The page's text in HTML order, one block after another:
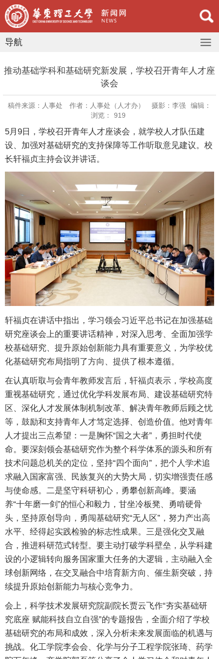
导航
推动基础学科和基础研究新发展，学校召开青年人才座
谈会
稿件来源：人事处 作者：人事处（人才办） 摄影：李强
编辑：
浏览：
919
5月9日，学校召开青年人才座谈会，就学校人才队伍建
设、加强对基础研究的支持保障等工作听取意见建议。校
长轩福贞主持会议并讲话。
轩福贞在讲话中指出，学习领会习近平总书记在加强基础
研究座谈会上的重要讲话精神，对深入思考、全面加强学
校基础研究、提升原始创新能力具有重要意义，为学校优
化基础研究布局指明了方向、提供了根本遵循。
在认真听取与会青年教师发言后，轩福贞表示，学校高度
重视基础研究，通过优化学科发展布局、建设基础研究特
区、深化人才发展体制机制改革、解决青年教师后顾之忧
等，鼓励和支持青年人才笃定选择、创造价值。他对青年
人才提出三点希望：一是胸怀“国之大者”，勇担时代使
命。要深刻领会基础研究作为整个科学体系的源头和所有
技术问题总机关的定位，坚持“四个面向”，把个人学术追
求融入国家富强、民族复兴的大势大局，切实增强责任感
与使命感。二是坚守科研初心，勇攀创新高峰。要涵
养“十年磨一剑”的恒心和毅力，甘坐冷板凳、勇啃硬骨
头，坚持原创导向，勇闯基础研究“无人区”，努力产出高
水平、经得起实践检验的标志性成果。三是强化交叉融
合，推进科研范式转型。要主动打破学科壁垒，从学科建
设的小逻辑转向服务国家重大任务的大逻辑，主动融入全
球创新网络，在交叉融合中培育新方向、催生新突破，持
续提升原始创新能力与核心竞争力。
会上，科学技术发展研究院副院长贾云飞作“夯实基础研
究底座 赋能科技自立自强”的专题报告，全面介绍了学校
基础研究的布局和成效，深入分析未来发展面临的机遇与
挑战。化工学院李会会、化学与分子工程学院张琦、药学